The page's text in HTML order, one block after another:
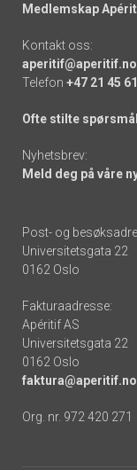
Medlemskap
Kontakt oss:
aperitif@aperitif.no
Telefon +47 21 45
Ofte stilte spørsmål
Nyhetsbrev:
Meld deg på våre
Post- og
Universitetsgata 22
0162 Oslo
Fakturaadresse:
Apéritif AS
Universitetsgata 22
0162 Oslo
faktura@aperitif.no
Org. nr. 972 420 271